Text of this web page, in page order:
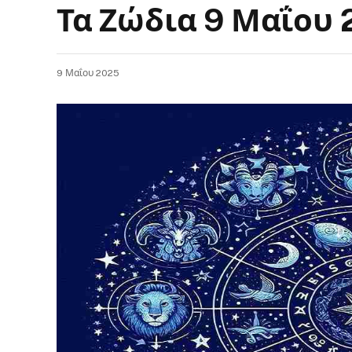
Τα Ζώδια 9 Μαΐου
9 Μαΐου 2025